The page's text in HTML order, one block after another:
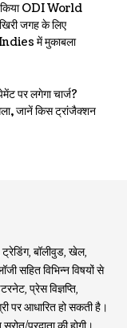
ODI World
जगह के लिए
में मुकाबला
लगेगा चार्ज?
जानें किस ट्रांजैक्शन
ट्रेडिंग, बॉलीवुड, खेल,
सहित विभिन्न विषयों से
प्रेस विज्ञप्ति,
पर आधारित हो सकती है।